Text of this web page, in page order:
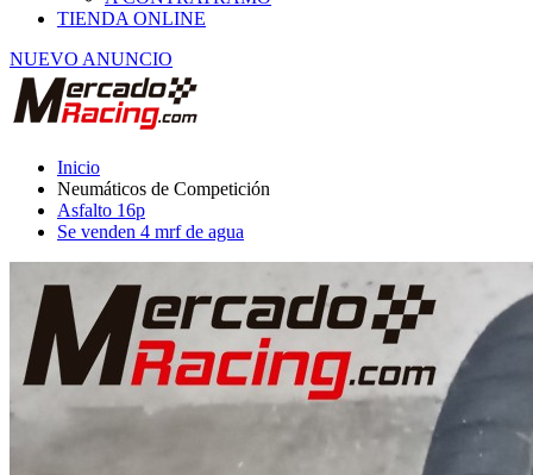
NUEVO ANUNCIO
Neumáticos de Competición
Asfalto 16p
Se venden 4 mrf de agua